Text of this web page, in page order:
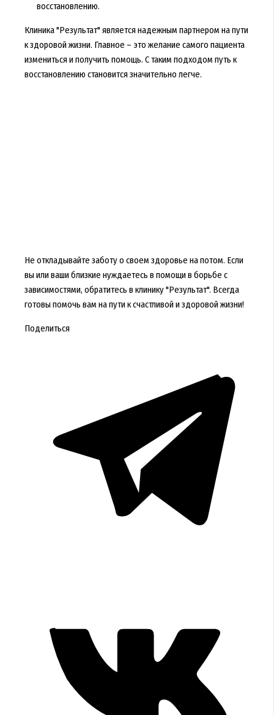
восстановлению.
Клиника "Результат" является надежным партнером на пути
к здоровой жизни. Главное – это желание самого пациента
измениться и получить помощь. С таким подходом путь к
восстановлению становится значительно легче.
Не откладывайте заботу о своем здоровье на потом. Если
вы или ваши близкие нуждаетесь в помощи в борьбе с
зависимостями, обратитесь в клинику "Результат". Всегда
готовы помочь вам на пути к счастливой и здоровой жизни!
Поделиться